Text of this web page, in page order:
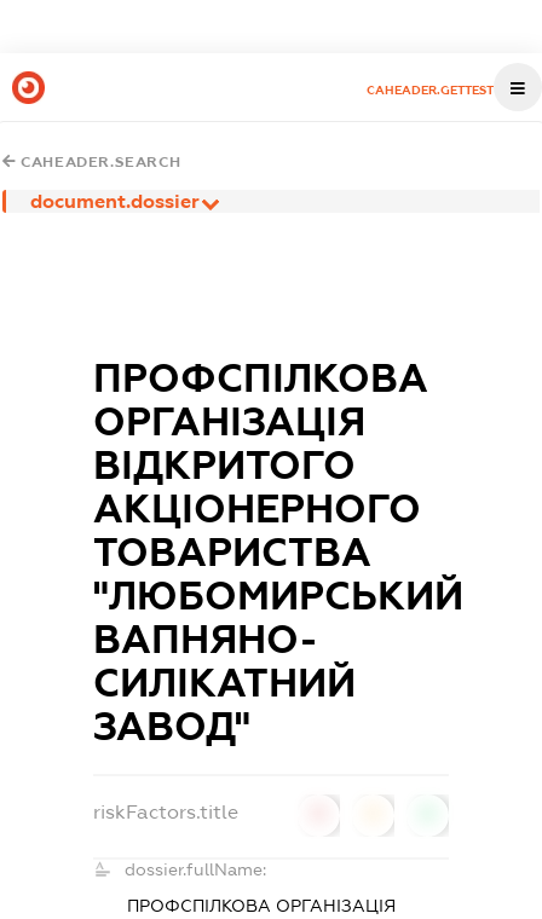
CAHEADER.GETTEST
CAHEADER.SEARCH
document.dossier
ПРОФСПIЛКОВА
ОРГАНIЗАЦIЯ
ВIДКРИТОГО
АКЦIОНЕРНОГО
ТОВАРИСТВА
"ЛЮБОМИРСЬКИЙ
ВАПНЯНО-
СИЛIКАТНИЙ
ЗАВОД"
riskFactors.title
dossier.fullName:
ПРОФСПIЛКОВА ОРГАНIЗАЦIЯ